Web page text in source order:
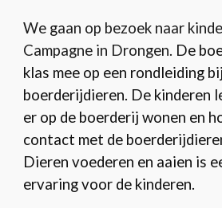
We gaan op bezoek naar
Campagne in Drongen. De
klas mee op een rondleiding
boerderijdieren. De kinderen
er op de boerderij wonen en
contact met de
Dieren voederen en aaien is
ervaring voor de kinderen.